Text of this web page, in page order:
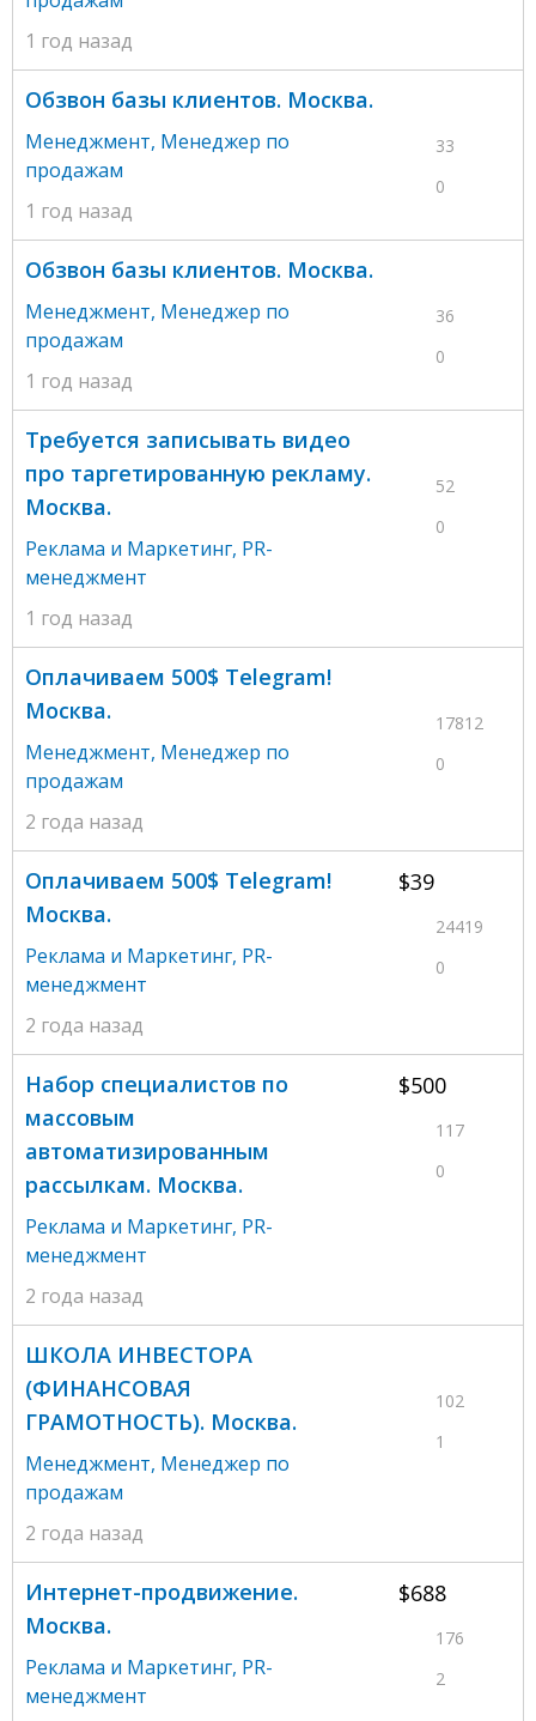
1 год назад
33
0
Обзвон базы клиентов. Москва.
Менеджмент, Менеджер по
продажам
1 год назад
36
0
Обзвон базы клиентов. Москва.
Менеджмент, Менеджер по
продажам
1 год назад
52
0
Требуется записывать видео
про таргетированную рекламу.
Москва.
Реклама и Маркетинг, PR-
менеджмент
1 год назад
17812
0
Оплачиваем 500$ Telegram!
Москва.
Менеджмент, Менеджер по
продажам
2 года назад
$39
24419
0
Оплачиваем 500$ Telegram!
Москва.
Реклама и Маркетинг, PR-
менеджмент
2 года назад
$500
117
0
Набор специалистов по
массовым
автоматизированным
рассылкам. Москва.
Реклама и Маркетинг, PR-
менеджмент
2 года назад
102
1
ШКОЛА ИНВЕСТОРА
(ФИНАНСОВАЯ
ГРАМОТНОСТЬ). Москва.
Менеджмент, Менеджер по
продажам
2 года назад
$688
176
2
Интернет-продвижение.
Москва.
Реклама и Маркетинг, PR-
менеджмент